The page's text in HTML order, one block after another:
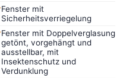
Fenster mit
Sicherheitsverriegelung
Fenster mit Doppelverglasung
getönt, vorgehängt und
ausstellbar, mit
Insektenschutz und
Verdunklung